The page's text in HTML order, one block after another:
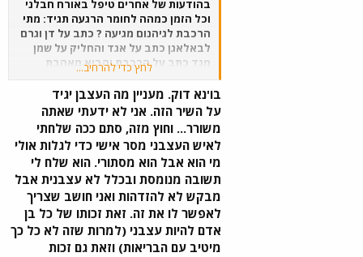
בהודעות של אחרים טיפל באורח חבלני
וכל הזמן כמהה לחומר הרגעה תגיד: מתי
הרכבת לגיהנום מגיעה ? כתב על דן וגרם
לבאלאגן כתב על אגד והחליק על שמן
מגד כתב על הרכבת והביא מאהבת
מאהבת בדמות קרונית בצבע אדום ואני
דורש: עבור לדום ! אולי אתה גר באילת -
עיר חמה עד מאוד ולכן בעצבים אתה
מרבה לנדוד...? רועדות לו הידיים מחוסר
ויטמין B6 ומעצבים התחת לו מתייבש...
יאללה - יא עצבן - תפסיק עם דן עבור
קצת לאגד לקואופרטיב ואני את יחסיי
איתך מיטיב... ואולי אתה בכלל מהצפון
וסובל מעודף שיחות בטלפון עד כי אתה
מרבה פה להתרגז וחושף קרניים של עז...
הדוד האכזר עד אימה מעיר הפיגועים
שהיא במקרה... הבירה.
לחץ כדי להרחיב...
בו'נא דוק. מעניין מה העצבן יגיד
על השיר הזה. אני לא ידעתי שאתה
משורר... וחוץ מזה, סתם ככה שלחתי
לאיש העצבני מסר אישי כדי לגלות אולי
מי הוא אבל הוא מסתורי. הוא שלח לי
תשובה מנומסת ובכלל לא עצבנית אבל
מבקש לא להזדהות ואני חושב שצריך
לאפשר לו את זה. זאת זכותו של כל בן
אדם להיות עצבני (למרות שזה לא כל כך
מיטיב עם הבריאות) וזאת גם זכות